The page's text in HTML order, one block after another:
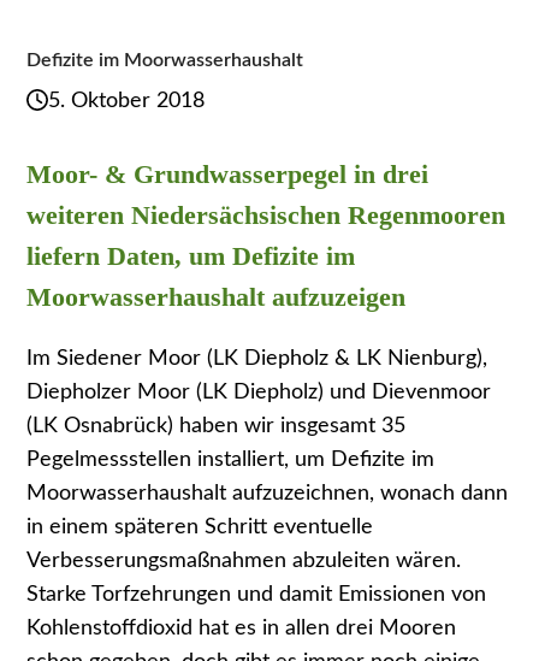
Defizite im Moorwasserhaushalt
5. Oktober 2018
Moor- & Grundwasserpegel in drei
weiteren Niedersächsischen Regenmooren
liefern Daten, um Defizite im
Moorwasserhaushalt aufzuzeigen
Im Siedener Moor (LK Diepholz & LK Nienburg),
Diepholzer Moor (LK Diepholz) und Dievenmoor
(LK Osnabrück) haben wir insgesamt 35
Pegelmessstellen installiert, um Defizite im
Moorwasserhaushalt aufzuzeichnen, wonach dann
in einem späteren Schritt eventuelle
Verbesserungsmaßnahmen abzuleiten wären.
Starke Torfzehrungen und damit Emissionen von
Kohlenstoffdioxid hat es in allen drei Mooren